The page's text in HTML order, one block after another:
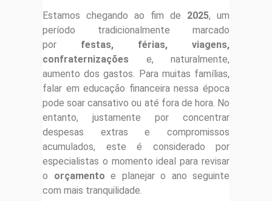
Estamos chegando ao fim de 2025, um
período tradicionalmente marcado
por festas, férias, viagens,
confraternizações e, naturalmente,
aumento dos gastos. Para muitas famílias,
falar em educação financeira nessa época
pode soar cansativo ou até fora de hora. No
entanto, justamente por concentrar
despesas extras e compromissos
acumulados, este é considerado por
especialistas o momento ideal para revisar
o orçamento e planejar o ano seguinte
com mais tranquilidade.